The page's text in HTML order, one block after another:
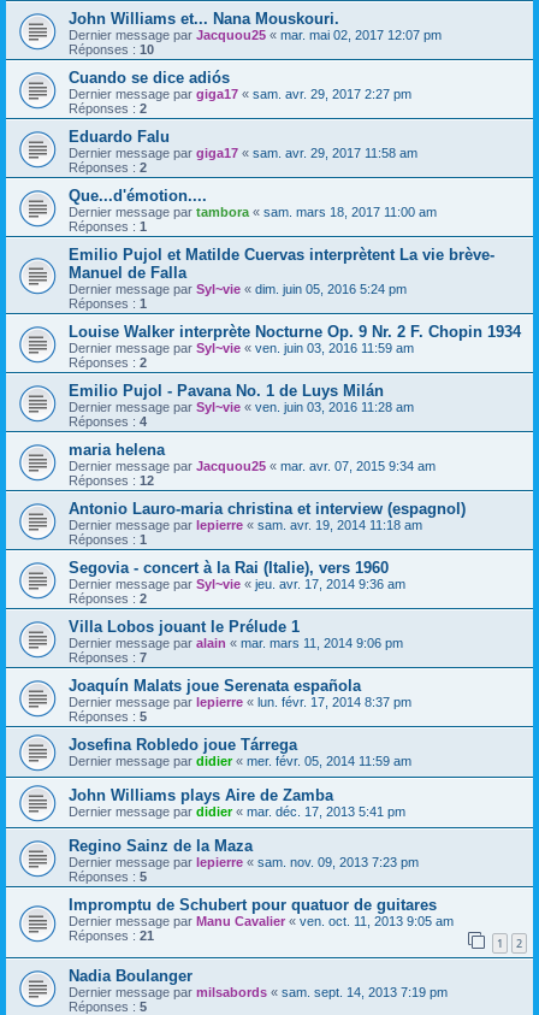
John Williams et... Nana Mouskouri.
Dernier message par Jacquou25 « mar. mai 02, 2017 12:07 pm
Réponses : 10
Cuando se dice adiós
Dernier message par giga17 « sam. avr. 29, 2017 2:27 pm
Réponses : 2
Eduardo Falu
Dernier message par giga17 « sam. avr. 29, 2017 11:58 am
Réponses : 2
Que...d'émotion....
Dernier message par tambora « sam. mars 18, 2017 11:00 am
Réponses : 1
Emilio Pujol et Matilde Cuervas interprètent La vie brève-
Manuel de Falla
Dernier message par Syl~vie « dim. juin 05, 2016 5:24 pm
Réponses : 1
Louise Walker interprète Nocturne Op. 9 Nr. 2 F. Chopin 1934
Dernier message par Syl~vie « ven. juin 03, 2016 11:59 am
Réponses : 2
Emilio Pujol - Pavana No. 1 de Luys Milán
Dernier message par Syl~vie « ven. juin 03, 2016 11:28 am
Réponses : 4
maria helena
Dernier message par Jacquou25 « mar. avr. 07, 2015 9:34 am
Réponses : 12
Antonio Lauro-maria christina et interview (espagnol)
Dernier message par lepierre « sam. avr. 19, 2014 11:18 am
Réponses : 1
Segovia - concert à la Rai (Italie), vers 1960
Dernier message par Syl~vie « jeu. avr. 17, 2014 9:36 am
Réponses : 2
Villa Lobos jouant le Prélude 1
Dernier message par alain « mar. mars 11, 2014 9:06 pm
Réponses : 7
Joaquín Malats joue Serenata española
Dernier message par lepierre « lun. févr. 17, 2014 8:37 pm
Réponses : 5
Josefina Robledo joue Tárrega
Dernier message par didier« mer. févr. 05, 2014 11:59 am
John Williams plays Aire de Zamba
Dernier message par didier« mar. déc. 17, 2013 5:41 pm
Regino Sainz de la Maza
Dernier message par lepierre « sam. nov. 09, 2013 7:23 pm
Réponses : 5
Impromptu de Schubert pour quatuor de guitares
Dernier message par Manu Cavalier « ven. oct. 11, 2013 9:05 am
Réponses : 21 1 2
Nadia Boulanger
Dernier message par milsabords « sam. sept. 14, 2013 7:19 pm
Réponses : 5